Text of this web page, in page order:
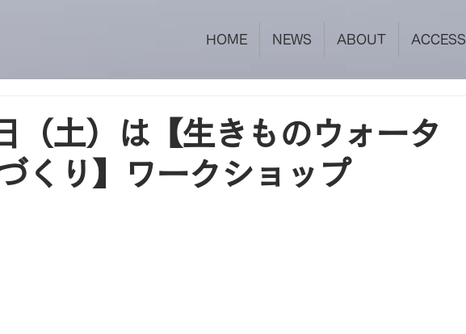
HOME NEWS ABOUT ACCESS
土）は【生きものウォータ
くり】ワークショップ